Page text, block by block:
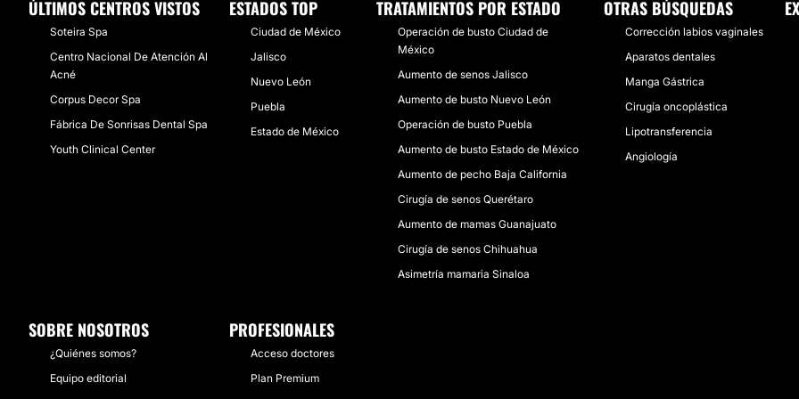
ÚLTIMOS CENTROS VISTOS
Soteira Spa
Centro Nacional De Atención Al
Acné
Corpus Decor Spa
Fábrica De Sonrisas Dental Spa
Youth Clinical Center
ESTADOS TOP
Ciudad de México
Jalisco
Nuevo León
Puebla
Estado de México
TRATAMIENTOS POR ESTADO
Operación de busto Ciudad de
México
Aumento de senos Jalisco
Aumento de busto Nuevo León
Operación de busto Puebla
Aumento de busto Estado de México
Aumento de pecho Baja California
Cirugía de senos Querétaro
Aumento de mamas Guanajuato
Cirugía de senos Chihuahua
Asimetría mamaria Sinaloa
OTRAS BÚSQUEDAS
Corrección labios vaginales
Aparatos dentales
Manga Gástrica
Cirugía oncoplástica
Lipotransferencia
Angiología
SOBRE NOSOTROS
¿Quiénes somos?
Equipo editorial
PROFESIONALES
Acceso doctores
Plan Premium